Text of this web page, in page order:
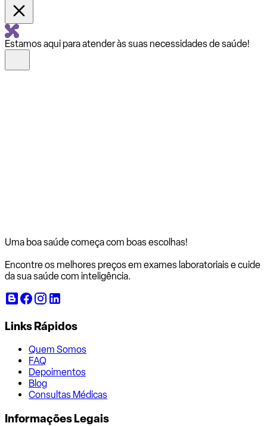
Estamos aqui para atender às suas necessidades de saúde!
Uma boa saúde começa com boas escolhas!
Encontre os melhores preços em exames laboratoriais e cuide
da sua saúde com inteligência.
Links Rápidos
Quem Somos
FAQ
Depoimentos
Blog
Consultas Médicas
Informações Legais